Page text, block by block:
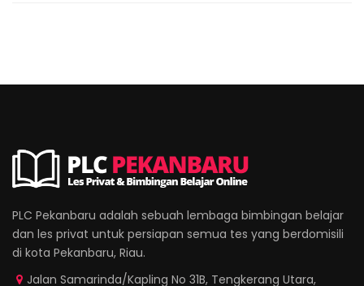
PLC Pekanbaru adalah sebuah lembaga bimbingan belajar
dan les privat untuk persiapan semua tes yang berdomisili
di kota Pekanbaru, Riau.
Jalan Samarinda/Kapling No 31B, Tengkerang Utara,